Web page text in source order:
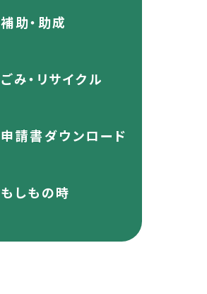
補助・助成
ごみ・リサイクル
申請書ダウンロード
もしもの時